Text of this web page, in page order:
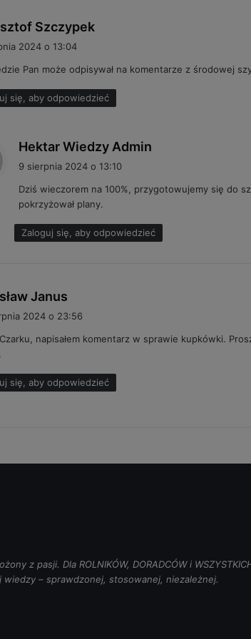
Szczypek
z
e
:
2024 o 13:04
Pan może odpisywał na komentarze z środowej
się, aby odpowiedzieć
Hektar Wiedzy Admin
z
:
9 sierpnia 2024 o 13:10
Dziś wieczorem na 100%, przygotowujemy się do
pokrzyżował plany.
Zaloguj się, aby odpowiedzieć
Janus
z
:
2024 o 23:56
napisałem komentarz w sprawie kupkówki.
się, aby odpowiedzieć
z pasji. Dla ROLNIKÓW, DORADCÓW i
– sprawdzonej, stosowanej, niezależnej.